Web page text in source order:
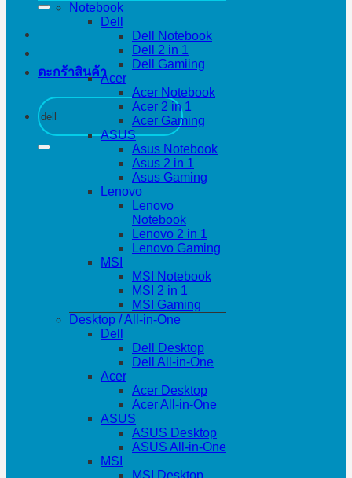
ตะกร้าสินค้า
ค้นหา:
Notebook
Dell
Dell Notebook
Dell 2 in 1
Dell Gamiing
Acer
Acer Notebook
Acer 2 in 1
Acer Gaming
ASUS
Asus Notebook
Asus 2 in 1
Asus Gaming
Lenovo
Lenovo
Notebook
Lenovo 2 in 1
Lenovo Gaming
MSI
MSI Notebook
MSI 2 in 1
MSI Gaming
Desktop / All-in-One
Dell
Dell Desktop
Dell All-in-One
Acer
Acer Desktop
Acer All-in-One
ASUS
ASUS Desktop
ASUS All-in-One
MSI
MSI Desktop